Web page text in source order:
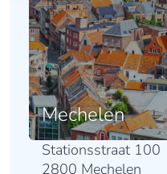
Mechelen
Stationsstraat 100
2800 Mechelen